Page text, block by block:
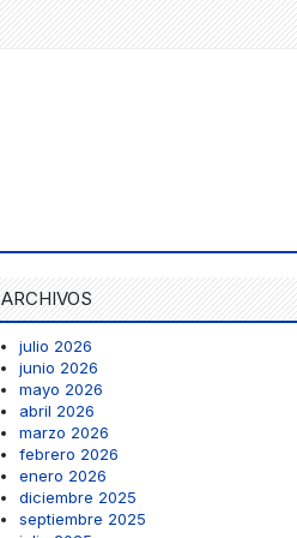
ARCHIVOS
julio 2026
junio 2026
mayo 2026
abril 2026
marzo 2026
febrero 2026
enero 2026
diciembre 2025
septiembre 2025